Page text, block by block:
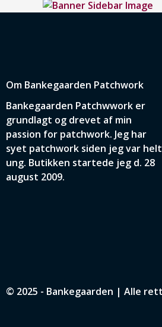
Om Bankegaarden Patchwork
Bankegaarden Patchwwork er
grundlagt og drevet af min
passion for patchwork. Jeg har
syet patchwork siden jeg var helt
ung. Butikken startede jeg d. 28
august 2009.
© 2025 - Bankegaarden | Alle